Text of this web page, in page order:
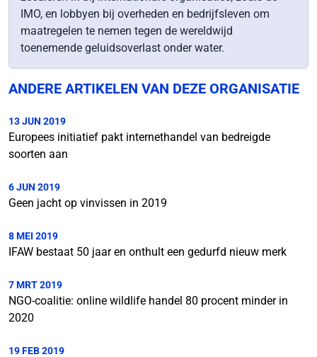
IMO, en lobbyen bij overheden en bedrijfsleven om
maatregelen te nemen tegen de wereldwijd
toenemende geluidsoverlast onder water.
ANDERE ARTIKELEN VAN DEZE ORGANISATIE
13 JUN 2019
Europees initiatief pakt internethandel van bedreigde
soorten aan
6 JUN 2019
Geen jacht op vinvissen in 2019
8 MEI 2019
IFAW bestaat 50 jaar en onthult een gedurfd nieuw merk
7 MRT 2019
NGO-coalitie: online wildlife handel 80 procent minder in
2020
19 FEB 2019